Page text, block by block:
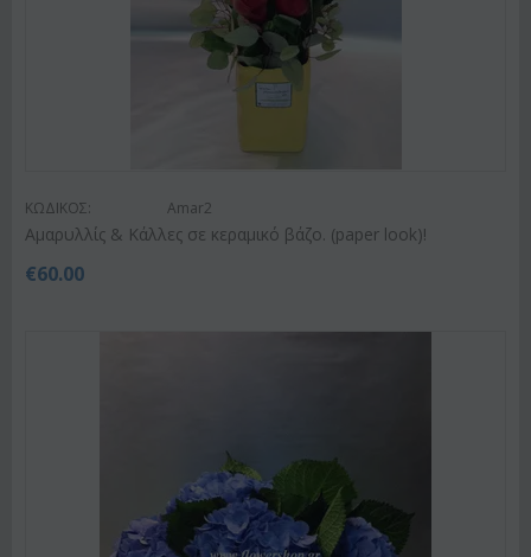
ΚΩΔΙΚΟΣ: Amar2
Αμαρυλλίς & Κάλλες σε κεραμικό βάζο. (paper look)!
€60.00